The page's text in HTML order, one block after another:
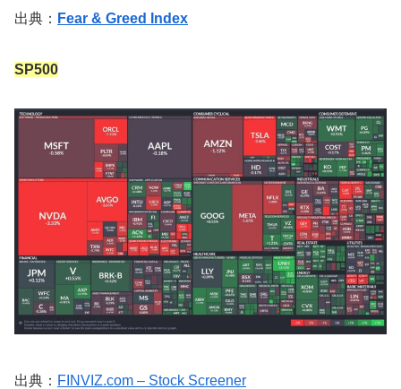
出典： Fear & Greed Index
SP500
出典： FINVIZ.com – Stock Screener